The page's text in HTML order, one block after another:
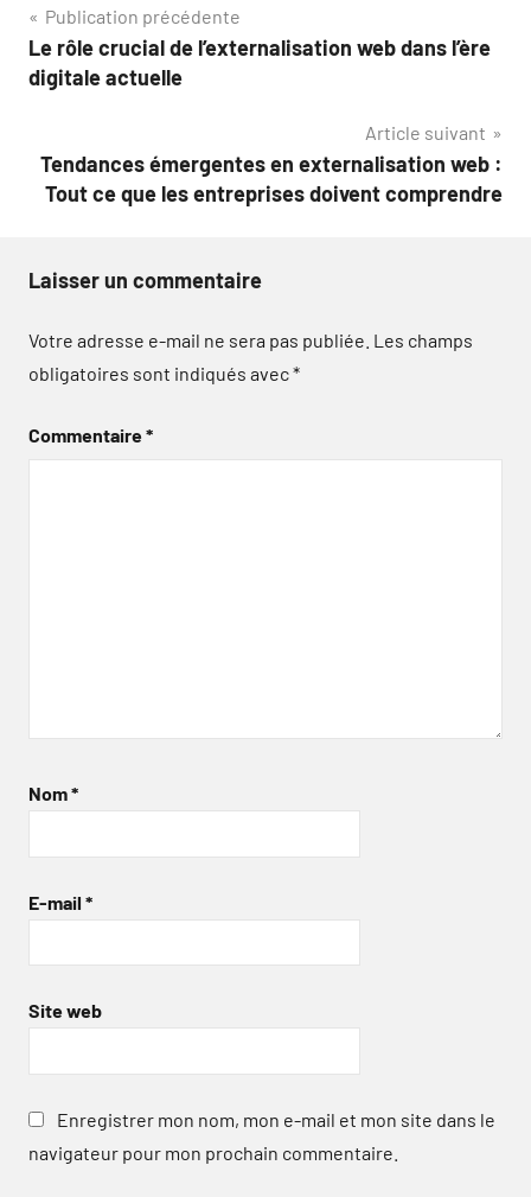
Navigation
de
Publication précédente
Le rôle crucial de l’externalisation web dans l’ère
digitale actuelle
Article suivant
Tendances émergentes en externalisation web :
Tout ce que les entreprises doivent comprendre
Laisser un commentaire
Votre adresse e-mail ne sera pas publiée. Les champs
obligatoires sont indiqués avec*
Commentaire*
Nom*
E-mail *
Site web
Enregistrer mon nom, mon e-mail et mon site dans le
navigateur pour mon prochain commentaire.